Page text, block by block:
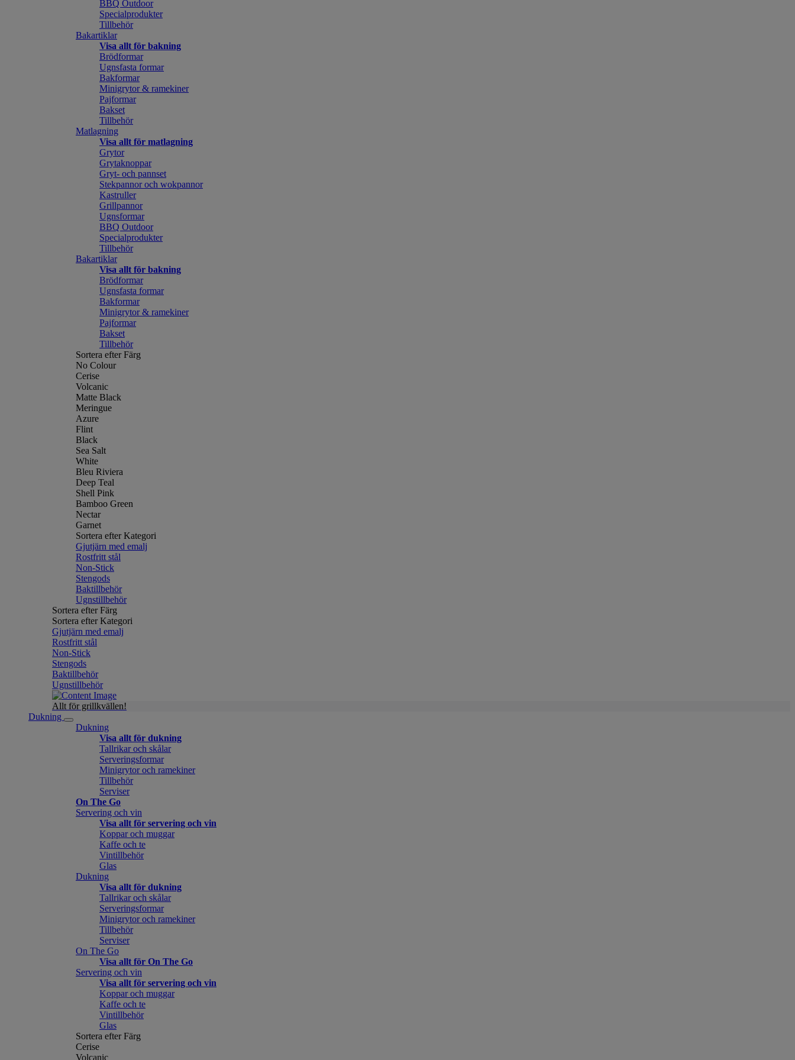
BBQ Outdoor
Specialprodukter
Tillbehör
Bakartiklar
Visa allt för bakning
Brödformar
Ugnsfasta formar
Bakformar
Minigrytor & ramekiner
Pajformar
Bakset
Tillbehör
Matlagning
Visa allt för matlagning
Grytor
Grytaknoppar
Gryt- och pannset
Stekpannor och wokpannor
Kastruller
Grillpannor
Ugnsformar
BBQ Outdoor
Specialprodukter
Tillbehör
Bakartiklar
Visa allt för bakning
Brödformar
Ugnsfasta formar
Bakformar
Minigrytor & ramekiner
Pajformar
Bakset
Tillbehör
Sortera efter Färg
No Colour
Cerise
Volcanic
Matte Black
Meringue
Azure
Flint
Black
Sea Salt
White
Bleu Riviera
Deep Teal
Shell Pink
Bamboo Green
Nectar
Garnet
Sortera efter Kategori
Gjutjärn med emalj
Rostfritt stål
Non-Stick
Stengods
Baktillbehör
Ugnstillbehör
Sortera efter Färg
Sortera efter Kategori
Gjutjärn med emalj
Rostfritt stål
Non-Stick
Stengods
Baktillbehör
Ugnstillbehör
Allt för grillkvällen!
Dukning
Dukning
Visa allt för dukning
Tallrikar och skålar
Serveringsformar
Minigrytor och ramekiner
Tillbehör
Serviser
On The Go
Servering och vin
Visa allt för servering och vin
Koppar och muggar
Kaffe och te
Vintillbehör
Glas
Dukning
Visa allt för dukning
Tallrikar och skålar
Serveringsformar
Minigrytor och ramekiner
Tillbehör
Serviser
On The Go
Visa allt för On The Go
Servering och vin
Visa allt för servering och vin
Koppar och muggar
Kaffe och te
Vintillbehör
Glas
Sortera efter Färg
Cerise
Volcanic